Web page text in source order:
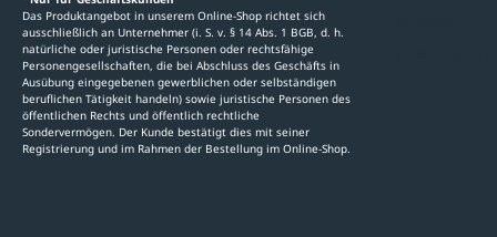
Das Produktangebot in unserem Online-Shop richtet sich
ausschließlich an Unternehmer (i. S. v. § 14 Abs. 1 BGB, d. h.
natürliche oder juristische Personen oder rechtsfähige
Personengesellschaften, die bei Abschluss des Geschäfts in
Ausübung eingegebenen gewerblichen oder selbständigen
beruflichen Tätigkeit handeln) sowie juristische Personen des
öffentlichen Rechts und öffentlich rechtliche
Sondervermögen. Der Kunde bestätigt dies mit seiner
Registrierung und im Rahmen der Bestellung im Online-Shop.